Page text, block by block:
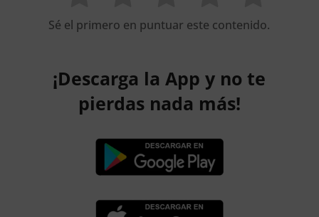
Sé el primero en puntuar este contenido.
¡Descarga la App y no te
pierdas nada más!